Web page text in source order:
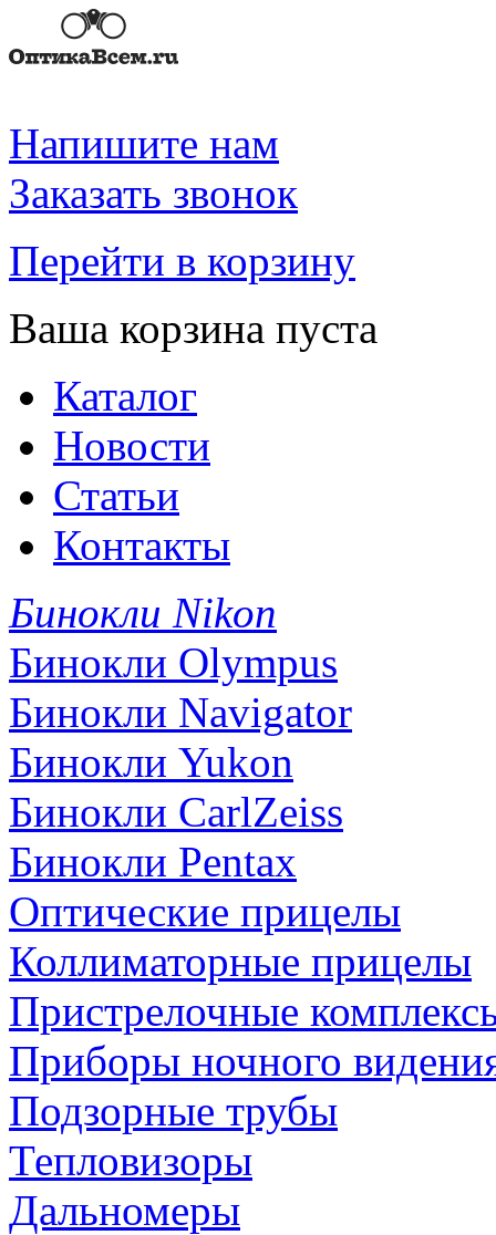
Напишите нам
Заказать звонок
Перейти в корзину
Ваша корзина пуста
Каталог
Новости
Статьи
Контакты
Бинокли Nikon
Бинокли Olympus
Бинокли Navigator
Бинокли Yukon
Бинокли CarlZeiss
Бинокли Pentax
Оптические прицелы
Коллиматорные прицелы
Пристрелочные
Приборы ночного
Подзорные трубы
Тепловизоры
Дальномеры